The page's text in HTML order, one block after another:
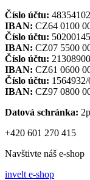
Číslo účtu:
IBAN: CZ64 0100
Číslo účtu:
IBAN: CZ07 5500
Číslo účtu:
IBAN: CZ61 0600
Číslo účtu:
IBAN: CZ97 0800
Datová schránka:
+420 601 270 415
Navštivte náš e-shop
invelt e-shop